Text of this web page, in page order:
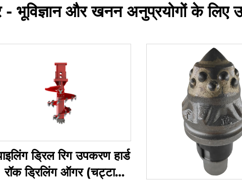
भूविज्ञान और खनन अनुप्रयोगों के लिए
ड्रिल रिग उपकरण हार्ड
रॉक ड्रिलिंग ऑगर (चट्टान